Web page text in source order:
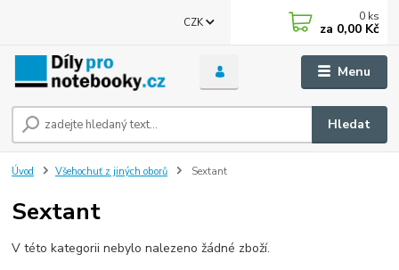
Menu
CZK
Hledat
0 ks
za 0,00 Kč
Úvod Všehochuť z jiných oborů Sextant
Sextant
V této kategorii nebylo nalezeno žádné zboží.